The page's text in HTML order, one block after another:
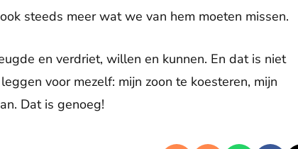
steeds meer wat we van hem moeten missen.
en verdriet, willen en kunnen. En dat is niet
voor mezelf: mijn zoon te koesteren, mijn
Dat is genoeg!